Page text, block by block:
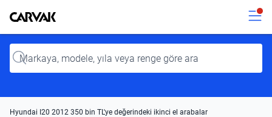
Kavak
Input
Hyundai I20 2012 350 bin TL'ye değerindeki ikinci el arabalar